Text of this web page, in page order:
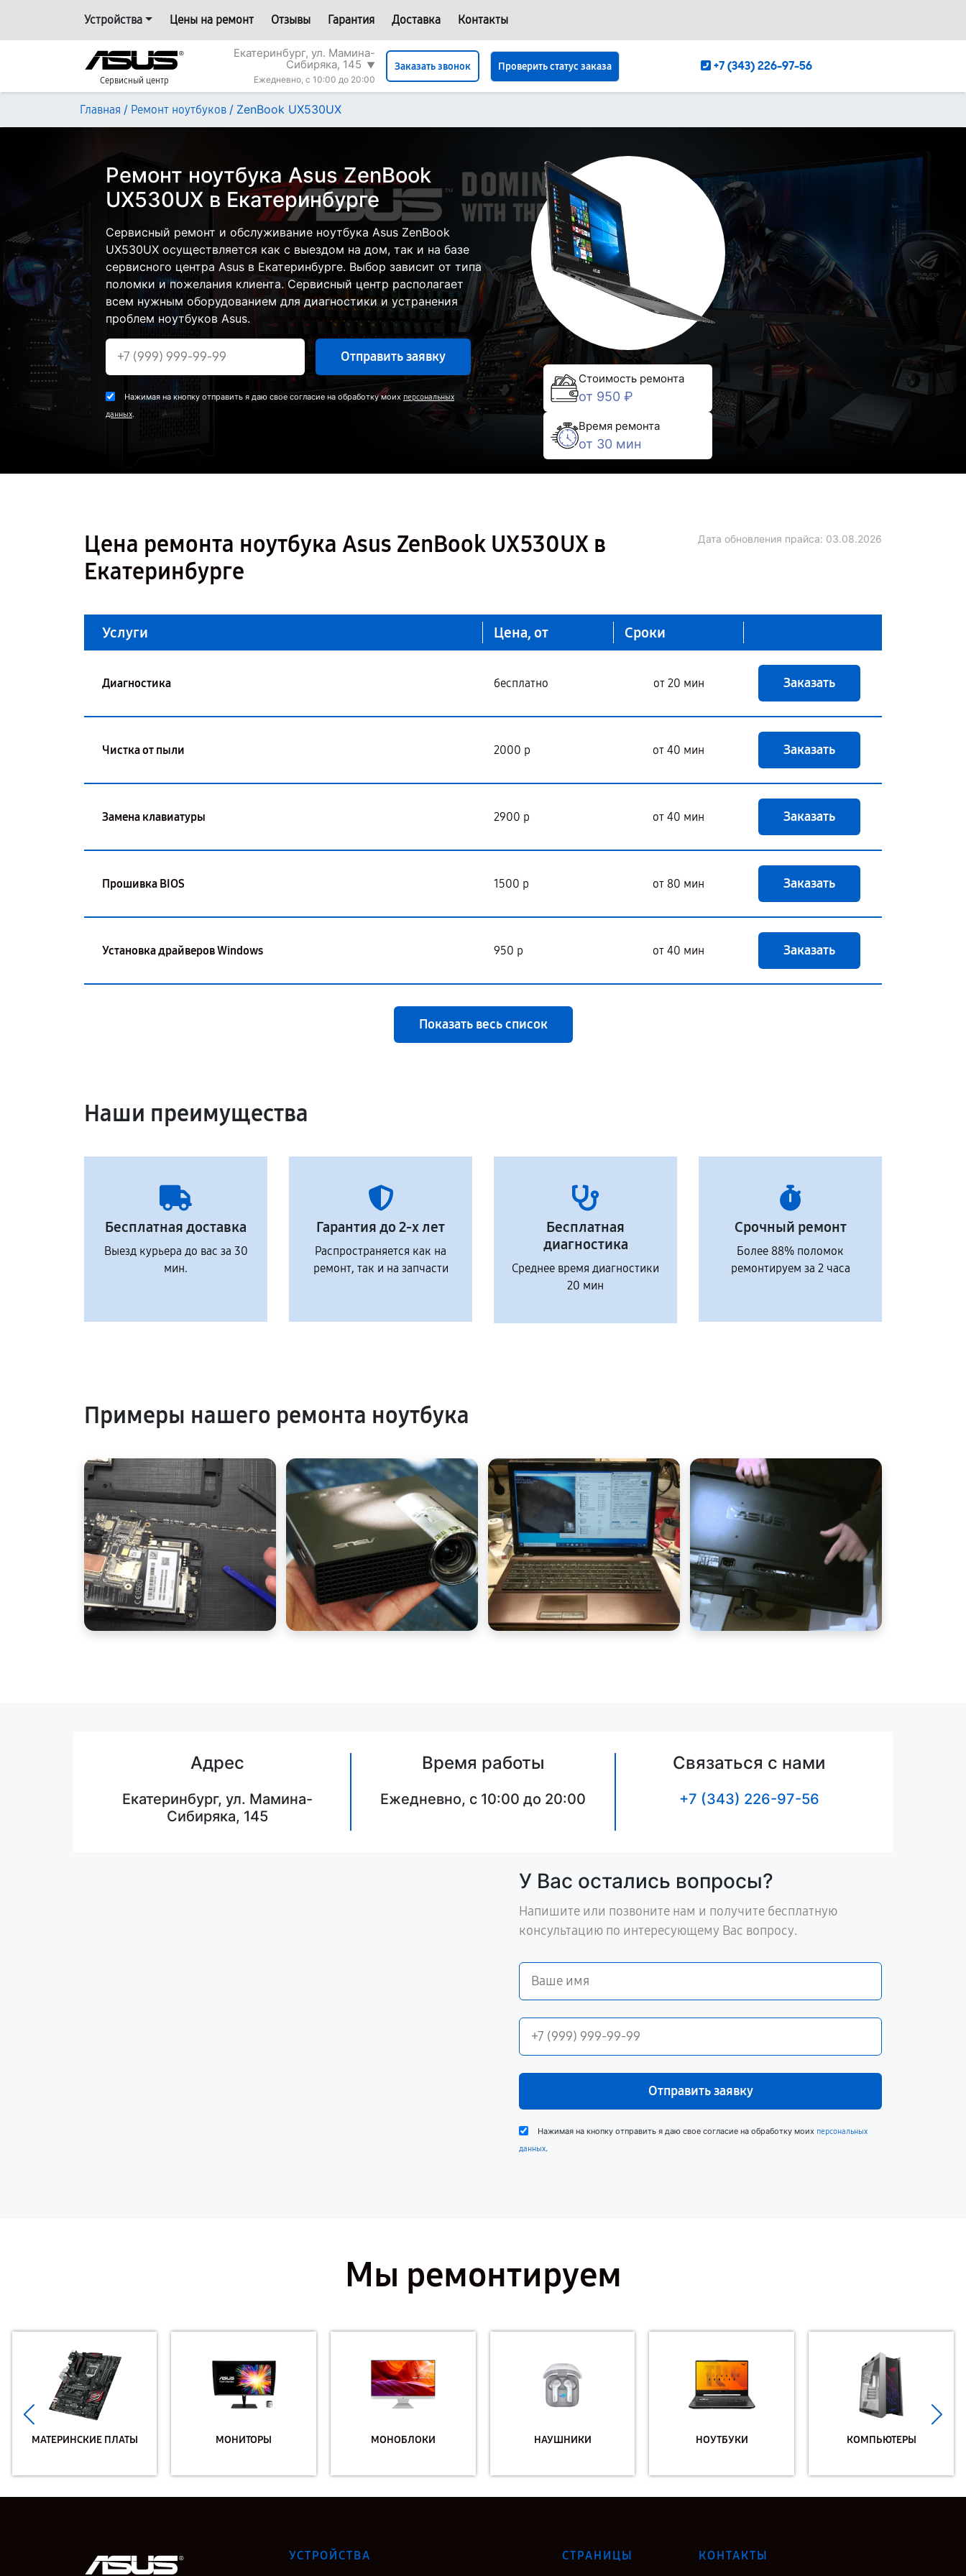
Устройства Цены на ремонт Отзывы Гарантия Доставка Контакты
Сервисный центр
Екатеринбург, ул. Мамина-
Сибиряка, 145 ▼
Ежедневно, с 10:00 до 20:00
Заказать звонок Проверить статус заказа +7 (343) 226-97-56
Главная / Ремонт ноутбуков / ZenBook UX530UX
Ремонт ноутбука Asus ZenBook
UX530UX в Екатеринбурге
Сервисный ремонт и обслуживание ноутбука Asus ZenBook
UX530UX осуществляется как с выездом на дом, так и на базе
сервисного центра Asus в Екатеринбурге. Выбор зависит от типа
поломки и пожелания клиента. Сервисный центр располагает
всем нужным оборудованием для диагностики и устранения
проблем ноутбуков Asus.
Отправить заявку
Нажимая на кнопку отправить я даю свое согласие на обработку моих персональных
данных.
Стоимость ремонта
от 950 ₽
Время ремонта
от 30 мин
Цена ремонта ноутбука Asus ZenBook UX530UX в
Екатеринбурге
Дата обновления прайса: 03.08.2026
Услуги Цена, от Сроки
Диагностика бесплатно от 20 мин Заказать
Чистка от пыли 2000 р от 40 мин Заказать
Замена клавиатуры 2900 р от 40 мин Заказать
Прошивка BIOS 1500 р от 80 мин Заказать
Установка драйверов Windows 950 р от 40 мин Заказать
Показать весь список
Наши преимущества
Бесплатная доставка
Выезд курьера до вас за 30
мин.
Гарантия до 2-х лет
Распространяется как на
ремонт, так и на запчасти
Бесплатная
диагностика
Среднее время диагностики
20 мин
Срочный ремонт
Более 88% поломок
ремонтируем за 2 часа
Примеры нашего ремонта ноутбука
Адрес
Екатеринбург, ул. Мамина-
Сибиряка, 145
Время работы
Ежедневно, с 10:00 до 20:00
Связаться с нами
+7 (343) 226-97-56
У Вас остались вопросы?
Напишите или позвоните нам и получите бесплатную
консультацию по интересующему Вас вопросу.
Отправить заявку
Нажимая на кнопку отправить я даю свое согласие на обработку моих персональных
данных.
Мы ремонтируем
МАТЕРИНСКИЕ ПЛАТЫ МОНИТОРЫ МОНОБЛОКИ НАУШНИКИ НОУТБУКИ КОМПЬЮТЕРЫ
УСТРОЙСТВА СТРАНИЦЫ КОНТАКТЫ